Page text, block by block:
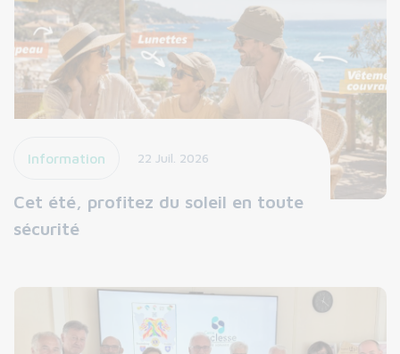
Information 22 Juil. 2026
Cet été, profitez du soleil en toute
sécurité